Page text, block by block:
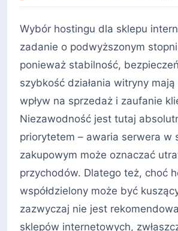
Wybór hostingu dla sklepu
zadanie o podwyższonym
ponieważ stabilność,
szybkość działania witryny
wpływ na sprzedaż i zaufanie
Niezawodność jest tutaj
priorytetem – awaria serwera w
zakupowym może oznaczać
przychodów. Dlatego też, choć
współdzielony może być
zazwyczaj nie jest
sklepów internetowych,